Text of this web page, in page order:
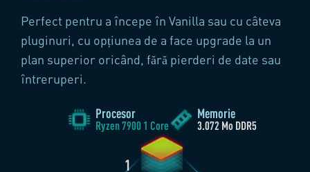
Perfect pentru a începe în Vanilla sau cu câteva
pluginuri, cu opțiunea de a face upgrade la un
plan superior oricând, fără pierderi de date sau
întreruperi.
DURATĂ